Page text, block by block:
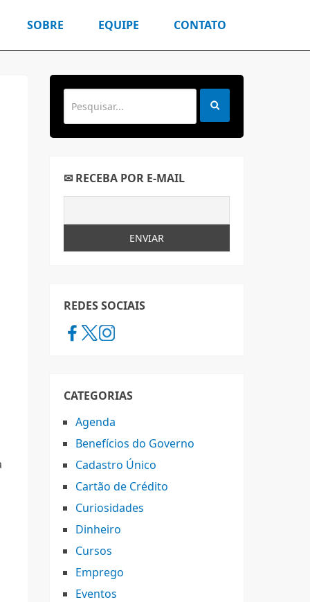
SOBRE EQUIPE CONTATO
✉ RECEBA POR E-MAIL
REDES SOCIAIS
CATEGORIAS
Agenda
Benefícios do Governo
Cadastro Único
Cartão de Crédito
Curiosidades
Dinheiro
Cursos
Emprego
Eventos